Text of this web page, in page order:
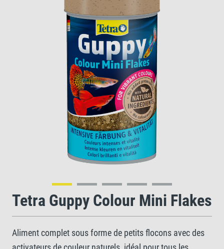
Tetra Guppy Colour Mini Flakes
Aliment complet sous forme de petits flocons avec des